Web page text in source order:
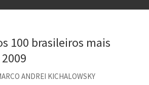
Borges
o veganismo não é a resposta
100 brasileiros mais
ANDREI KICHALOWSKY